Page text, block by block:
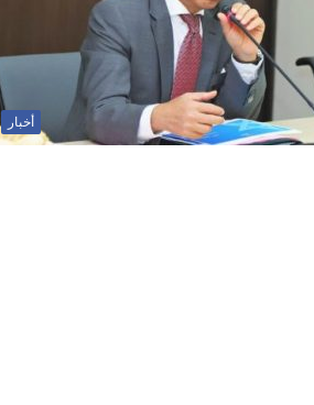
أخبار